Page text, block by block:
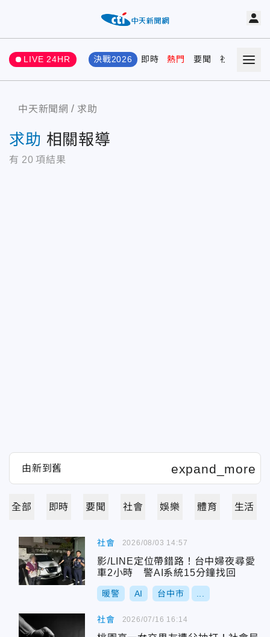
LIVE 24HR 決戰2026 即時 熱門 要聞 社會 娛樂
中天新聞網 求助
求助 相關報導
有 20 項結果
全部 即時 要聞 社會 娛樂 體育 生活
社會
影/LINE定位帶錯路！台中婦夜尋愛
車2小時 警AI系統15分鐘找回
暖警 AI 台中市
2026/08/03 14:57
社會 2026/07/16 16:14